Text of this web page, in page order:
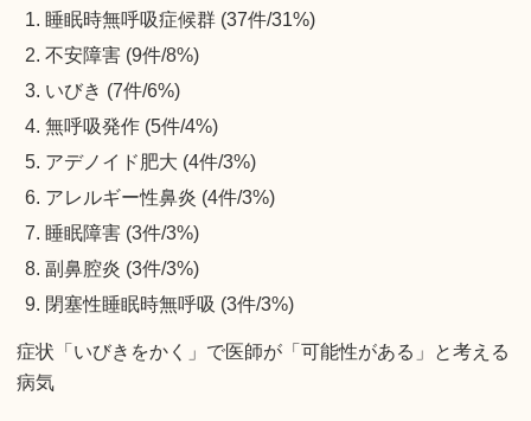
睡眠時無呼吸症候群 (37件/31%)
不安障害 (9件/8%)
いびき (7件/6%)
無呼吸発作 (5件/4%)
アデノイド肥大 (4件/3%)
アレルギー性鼻炎 (4件/3%)
睡眠障害 (3件/3%)
副鼻腔炎 (3件/3%)
閉塞性睡眠時無呼吸 (3件/3%)
症状「いびきをかく」で医師が「可能性がある」と考える
病気